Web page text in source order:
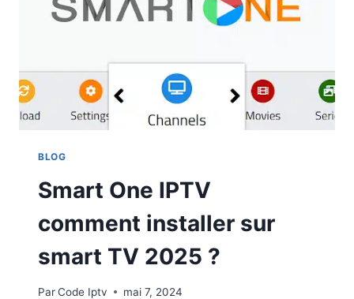
BLOG
Smart One IPTV
comment installer sur
smart TV 2025 ?
ParCode Iptv mai 7, 2024